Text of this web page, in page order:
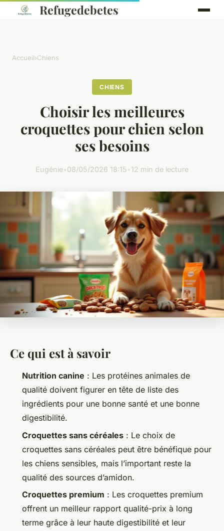
Refugedebetes
Accueil›Chiens
CHIENS
Choisir les meilleures
croquettes pour chien selon
ses besoins
Eugénie•08/05/2026 18:15•12 min de lecture
Ce qui est à savoir
Nutrition canine : Les protéines animales de
qualité doivent figurer en tête de liste des
ingrédients pour une bonne santé et une bonne
digestibilité.
Croquettes sans céréales : Le choix de
croquettes sans céréales peut être bénéfique pour
les chiens sensibles, mais l’important reste la
qualité des sources d’amidon.
Croquettes premium : Les croquettes premium
offrent un meilleur rapport qualité-prix à long
terme grâce à leur haute digestibilité et leur